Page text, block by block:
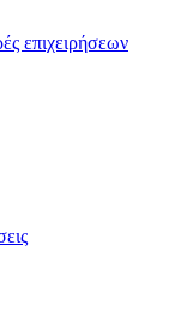
επιχειρήσεων